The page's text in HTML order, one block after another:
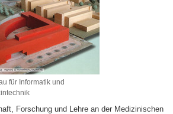
für Informatik und
Forschung und Lehre an der Medizinischen